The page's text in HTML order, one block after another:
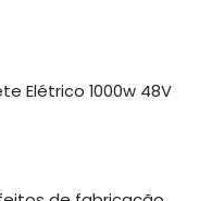
Elétrico 1000w 48V